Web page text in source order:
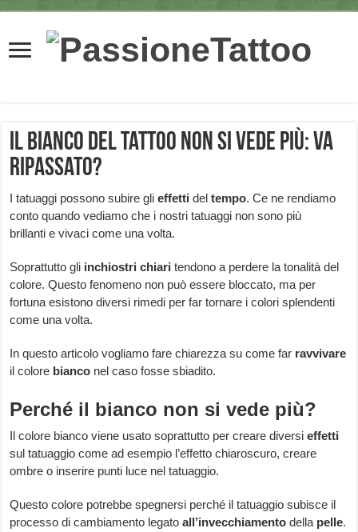
Il bianco del tattoo non si vede più: va
ripassato?
I tatuaggi possono subire glieffetti deltempo. Ce ne rendiamo
conto quando vediamo che i nostri tatuaggi non sono più
brillanti e vivaci come una volta.
Soprattutto gli inchiostri chiari tendono a perdere la tonalità del
colore. Questo fenomeno non può essere bloccato, ma per
fortuna esistono diversi rimedi per far tornare i colori splendenti
come una volta.
In questo articolo vogliamo fare chiarezza su come far ravvivare
il colore bianco nel caso fosse sbiadito.
Perché il bianco non si vede più?
Il colore bianco viene usato soprattutto per creare diversieffetti
sul tatuaggio come ad esempio l’effetto chiaroscuro, creare
ombre o inserire punti luce nel tatuaggio.
Questo colore potrebbe spegnersi perché il tatuaggio subisce il
processo di cambiamento legatoall’invecchiamento della pelle.